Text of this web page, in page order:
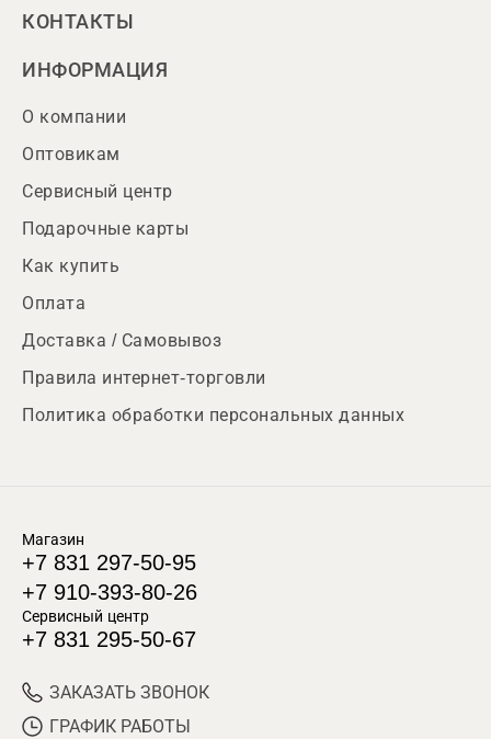
КОНТАКТЫ
ИНФОРМАЦИЯ
О компании
Оптовикам
Сервисный центр
Подарочные карты
Как купить
Оплата
Доставка / Самовывоз
Правила интернет-торговли
Политика обработки персональных данных
Магазин
+7 831 297-50-95
+7 910-393-80-26
Сервисный центр
+7 831 295-50-67
ЗАКАЗАТЬ ЗВОНОК
ГРАФИК РАБОТЫ